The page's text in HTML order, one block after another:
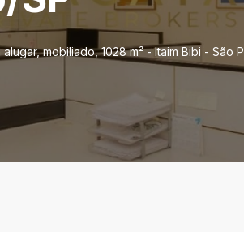
mobiliado, 1028 m² - Itaim Bibi - São